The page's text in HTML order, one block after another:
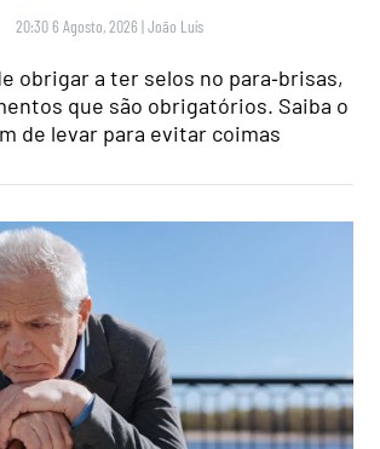
20:30 6 Agosto, 2026 |João Luís
obrigar a ter selos no para‑brisas,
que são obrigatórios. Saiba o
de levar para evitar coimas